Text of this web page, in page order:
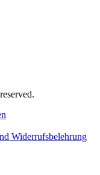
Widerrufsbelehrung